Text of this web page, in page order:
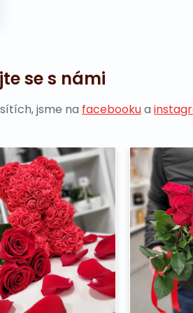
se s námi
jsme na facebookua